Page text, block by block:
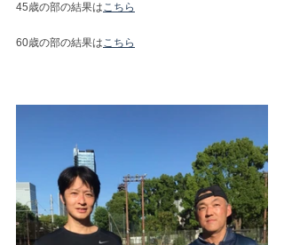
45歳の部の結果はこちら
60歳の部の結果はこちら